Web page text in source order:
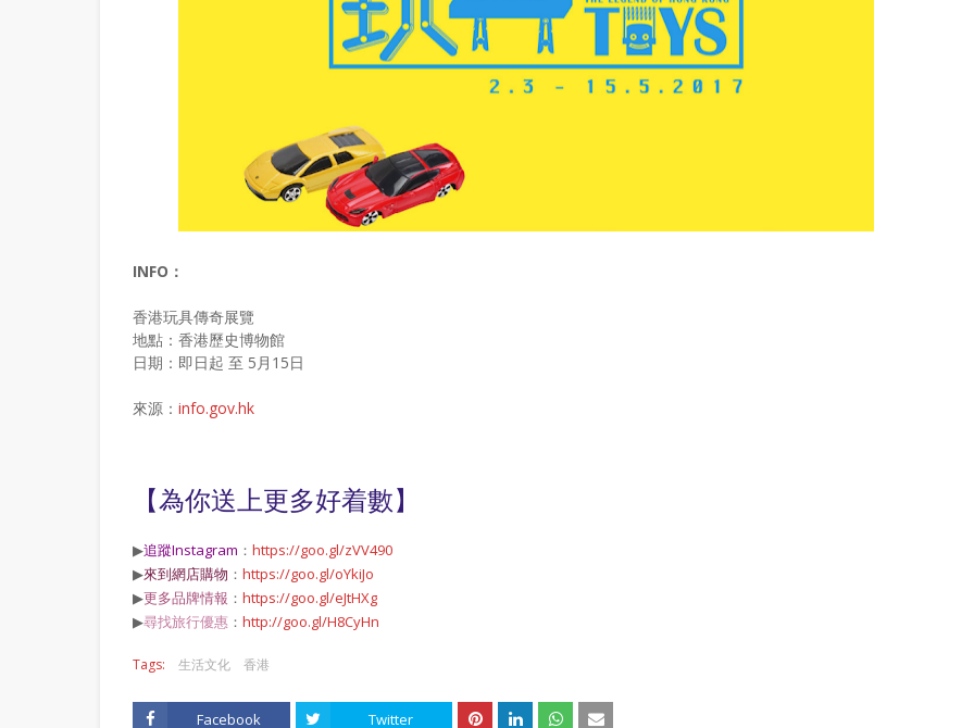
INFO：
香港玩具傳奇展覽
地點：香港歷史博物館
日期：即日起 至 5月15日
來源： info.gov.hk
【為你送上更多好着數】
▶追蹤Instagram ： https://goo.gl/zVV490
▶來到網店購物 ： https://goo.gl/oYkiJo
▶更多品牌情報 ： https://goo.gl/eJtHXg
▶尋找旅行優惠 ： http://goo.gl/H8CyHn
Tags: 生活文化 香港
Facebook Twitter